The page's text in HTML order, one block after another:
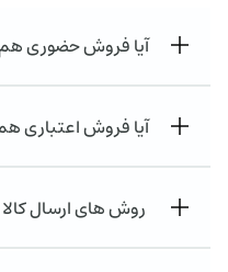
آیا فروش حضوری هم
آیا فروش اعتباری
روش های ارسال